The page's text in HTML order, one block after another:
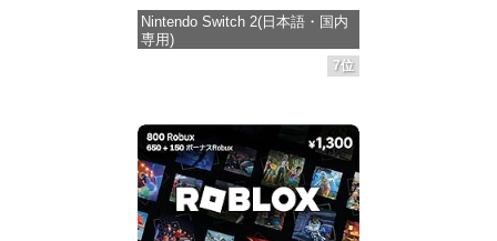
Nintendo Switch 2(日本語・国内
専用)
価格：¥55,491
7位